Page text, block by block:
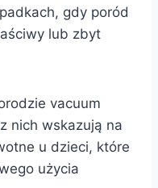
gdy poród
lub zbyt
vacuum
nich wskazują na
u dzieci, które
użycia